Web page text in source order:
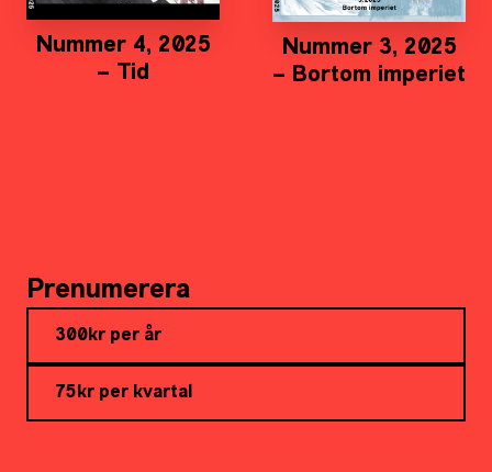
Nummer 4, 2025
– Tid
Nummer 3, 2025
– Bortom imperiet
Prenumerera
300kr per år
75kr per kvartal